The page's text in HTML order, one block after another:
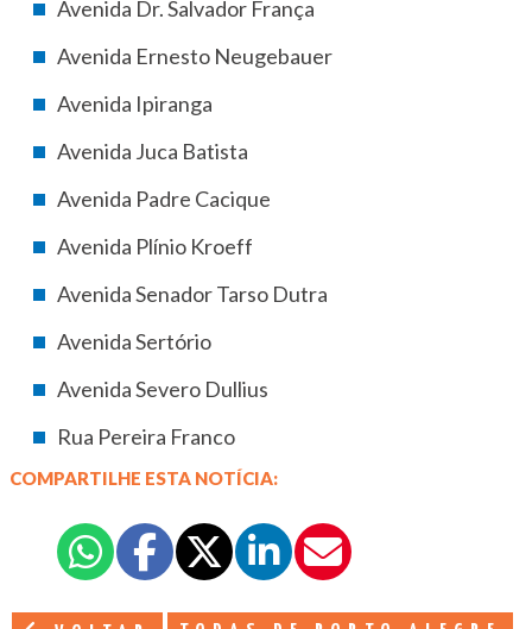
Avenida Dr. Salvador França
Avenida Ernesto Neugebauer
Avenida Ipiranga
Avenida Juca Batista
Avenida Padre Cacique
Avenida Plínio Kroeff
Avenida Senador Tarso Dutra
Avenida Sertório
Avenida Severo Dullius
Rua Pereira Franco
COMPARTILHE ESTA NOTÍCIA: